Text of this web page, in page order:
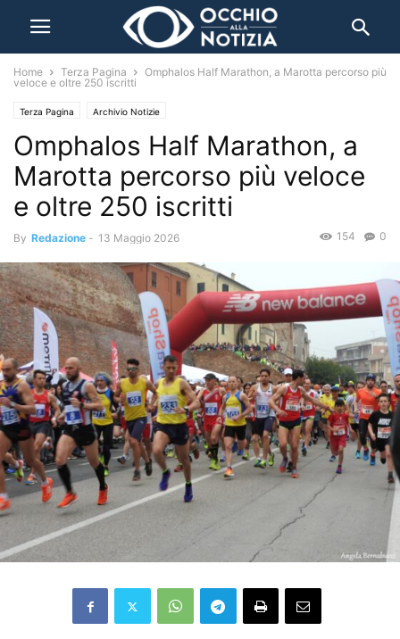
Home Terza Pagina
Omphalos Half Marathon, a Marotta percorso più
veloce e oltre 250 iscritti
Terza Pagina Archivio Notizie
Omphalos Half Marathon, a
Marotta percorso più veloce
e oltre 250 iscritti
By Redazione - 13 Maggio 2026 0
154